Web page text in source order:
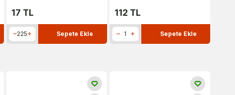
17 TL
Sepete Ekle
112 TL
Sepete Ekle